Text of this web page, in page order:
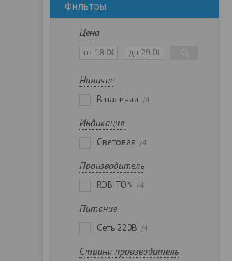
Фильтры
Цена
Наличие
В наличии 4
Индикация
Световая 4
Производитель
ROBITON 4
Питание
Сеть 220В 4
Страна производитель